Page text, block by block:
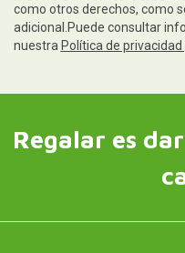
como otros derechos, como
adicional.Puede consultar
nuestra Política de
Regalar es